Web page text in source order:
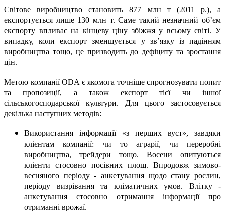
Світове виробництво становить 877 млн т (2011 р.), а
експортується лише 130 млн т. Саме такий незначний об’єм
експорту впливає на кінцеву ціну збіжжя у всьому світі. У
випадку, коли експорт зменшується у зв’язку із падінням
виробництва тощо, це призводить до дефіциту та зростання
цін.
Метою компанії ODA є якомога точніше спрогнозувати попит
та пропозиції, а також експорт тієї чи іншої
сільськогосподарської культури. Для цього застосовується
декілька наступних методів:
Використання інформації «з перших вуст», завдяки
клієнтам компанії: чи то аграрії, чи переробні
виробництва, трейдери тощо. Восени опитуються
клієнти стосовно посівних площ. Впродовж зимово-
весняного періоду - анкетування щодо стану рослин,
періоду визрівання та кліматичних умов. Влітку -
анкетування стосовно отримання інформації про
отриманні врожаї.